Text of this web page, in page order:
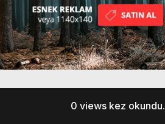
SGK
0 views kez okundu.